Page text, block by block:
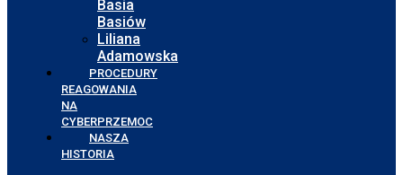
Basia
Basiów
Liliana
Adamowska
PROCEDURY
REAGOWANIA
NA
CYBERPRZEMOC
NASZA
HISTORIA